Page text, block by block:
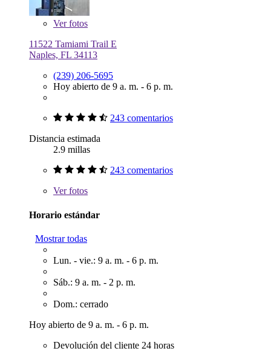
Verfotos
11522 Tamiami Trail E
Naples, FL 34113
(239) 206-5695
Hoy abierto de 9 a. m. - 6 p. m.
243 comentarios
Distancia estimada
2.9 millas
243 comentarios
Verfotos
Horario estándar
Mostrar todas
Lun. - vie.: 9 a. m. - 6 p. m.
Sáb.: 9 a. m. - 2 p. m.
Dom.: cerrado
Hoy abierto de 9 a. m. - 6 p. m.
Devolución del cliente 24 horas